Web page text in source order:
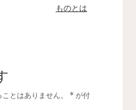
ものとは
とはありません。 *が付